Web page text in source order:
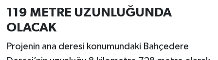
119 METRE UZUNLUĞUNDA
OLACAK
Projenin ana deresi konumundaki Bahçedere